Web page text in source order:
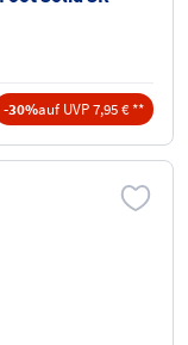
-30%auf UVP 7,95 € **